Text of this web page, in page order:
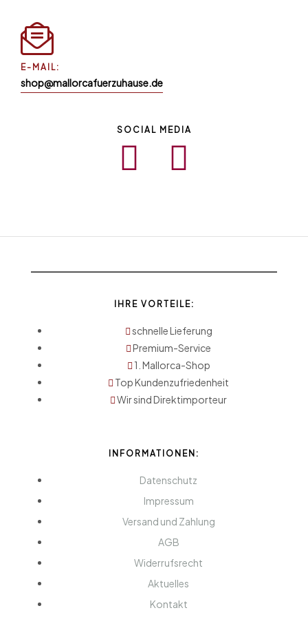
E-MAIL:
shop@mallorcafuerzuhause.de
SOCIAL MEDIA
IHRE VORTEILE:
schnelle Lieferung
Premium-Service
1. Mallorca-Shop
Top Kundenzufriedenheit
Wir sind Direktimporteur
INFORMATIONEN:
Datenschutz
Impressum
Versand und Zahlung
AGB
Widerrufsrecht
Aktuelles
Kontakt